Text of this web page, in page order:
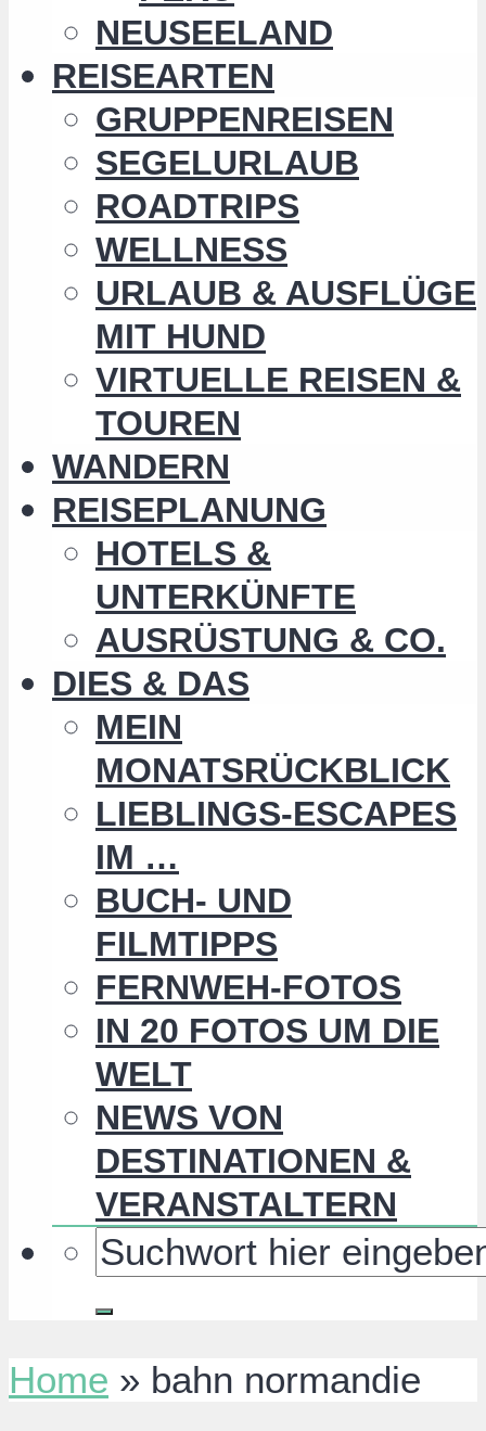
NEUSEELAND
REISEARTEN
GRUPPENREISEN
SEGELURLAUB
ROADTRIPS
WELLNESS
URLAUB & AUSFLÜGE
MIT HUND
VIRTUELLE REISEN &
TOUREN
WANDERN
REISEPLANUNG
HOTELS &
UNTERKÜNFTE
AUSRÜSTUNG & CO.
DIES & DAS
MEIN
MONATSRÜCKBLICK
LIEBLINGS-ESCAPES
IM …
BUCH- UND
FILMTIPPS
FERNWEH-FOTOS
IN 20 FOTOS UM DIE
WELT
NEWS VON
DESTINATIONEN &
VERANSTALTERN
Home » bahn normandie